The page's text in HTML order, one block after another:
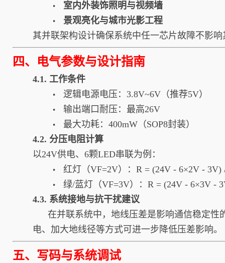
• 室内外装饰照明与视频墙
• 景观亮化与城市光影工程
其并联架构设计确保系统中任一芯片故障不影
四、电气参数与设计指南
4.1. 工作条件
• 逻辑电源电压：3.8V~6V（推荐5V）
• 输出端口耐压：最高26V
• 最大功耗：400mW（SOP8封装）
4.2. 分压电阻计算
以24V供电、6颗LED串联为例：
• 红灯（VF=2V）：R = (24V - 6×2V - 3V)
• 绿/蓝灯（VF=3V）：R = (24V - 6×3V -
4.3. 系统接地与抗干扰建议
在并联系统中，地线压差是影响通信稳定性
电、加大地线径等方式可进一步降低压差影响。
五、写码与系统调试